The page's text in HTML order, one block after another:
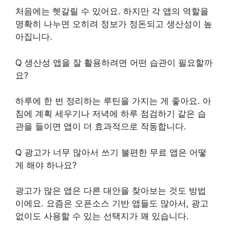
처음에는 헷갈릴 수 있어요. 하지만 각 앱의 역할을
명확히 나누면 오히려 정보가 정돈되고 생산성이 높
아집니다.
Q 생산성 앱을 잘 활용하려면 어떤 습관이 필요할까
요?
하루에 한 번 정리하는 루틴을 가지는 게 좋아요. 아
침에 계획 세우기나 저녁에 하루 점검하기 같은 습
관을 들이면 앱이 더 효과적으로 작동합니다.
Q 광고가 너무 많아서 쓰기 불편한 무료 앱은 어떻
게 해야 하나요?
광고가 많은 앱은 다른 대안을 찾아보는 것도 방법
이에요. 요즘은 오픈소스 기반 앱들도 많아서, 광고
없이도 사용할 수 있는 선택지가 꽤 있습니다.